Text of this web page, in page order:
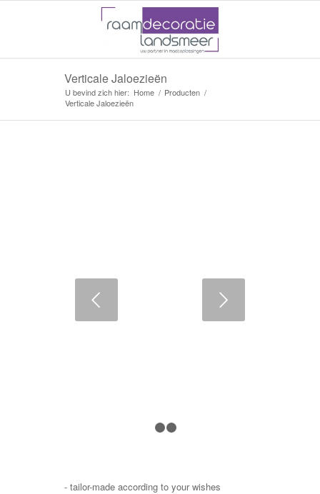
Verticale Jaloezieën
U bevind zich hier: Home / Producten /
Verticale Jaloezieën
Voglende
2 3
- tailor-made according to your wishes